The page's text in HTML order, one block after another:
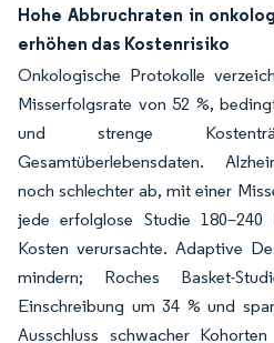
Hohe Abbruchraten in
erhöhen das Kostenrisiko
Onkologische Protokolle
Misserfolgsrate von 52 %,
und strenge
Gesamtüberlebensdaten.
noch schlechter ab, mit einer
jede erfolglose Studie 180–240
Kosten verursachte. Adaptive
mindern; Roches Basket-
Einschreibung um 34 % und
Ausschluss schwacher